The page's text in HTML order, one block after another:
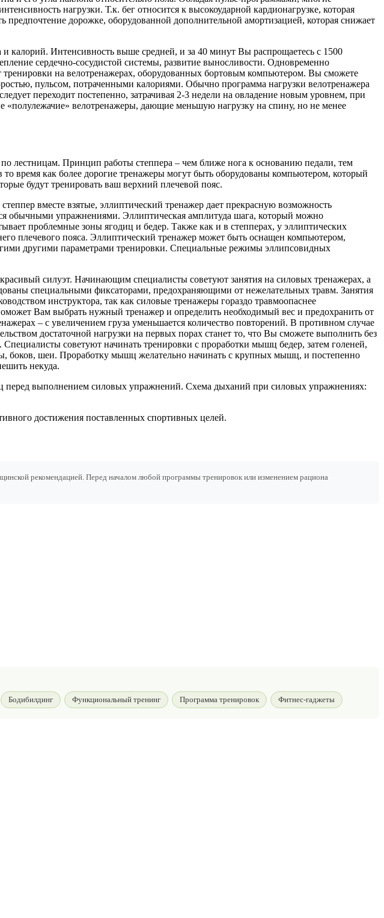
нагрузки. Т.к. бег относится к высокоударной кардионагрузке, которая
предпочтение дорожке, оборудованной дополнительной амортизацией, которая снижает
калорий. Интенсивность выше средней, и за 40 минут Вы распрощаетесь с 1500
сердечно-сосудистой системы, развитие выносливости. Одновременно
на велотренажерах, оборудованных бортовым компьютером. Вы сможете
пульсом, потраченными калориями. Обычно программа нагрузки велотренажера
переходит постепенно, затрачивая 2-3 недели на овладение новым уровнем, при
«полулежачие» велотренажеры, дающие меньшую нагрузку на спину, но не менее
Принцип работы степпера – чем ближе нога к основанию педали, тем
время как более дорогие тренажеры могут быть оборудованы компьютером, который
будут тренировать ваш верхний плечевой пояс.
вместе взятые, эллиптический тренажер дает прекрасную возможность
обычными упражнениями. Эллиптическая амплитуда шага, который можно
проблемные зоны ягодиц и бедер. Также как и в степперах, у эллиптических
плечевого пояса. Эллиптический тренажер может быть оснащен компьютером,
другими параметрами тренировки. Специальные режимы эллипсовидных
силуэт. Начинающим специалисты советуют занятия на силовых тренажерах, а
специальными фиксаторами, предохраняющими от нежелательных травм. Занятия
инструктора, так как силовые тренажеры гораздо травмоопаснее
Вам выбрать нужный тренажер и определить необходимый вес и предохранить от
– с увеличением груза уменьшается количество повторений. В противном случае
достаточной нагрузки на первых порах станет то, что Вы сможете выполнить без
советуют начинать тренировки с проработки мышц бедер, затем голеней,
боков, шеи. Проработку мышц желательно начинать с крупных мышц, и постепенно
некуда.
перед выполнением силовых упражнений. Схема дыханий при силовых упражнениях:
достижения поставленных спортивных целей.
рекомендацией. Перед началом любой программы тренировок или изменением рациона
Бодибилдинг Функциональный тренинг Программа тренировок Фитнес-гаджеты